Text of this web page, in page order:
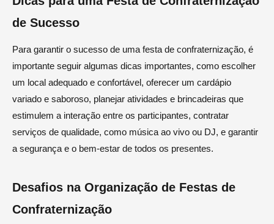
de Sucesso
Para garantir o sucesso de uma festa de confraternização, é
importante seguir algumas dicas importantes, como escolher
um local adequado e confortável, oferecer um cardápio
variado e saboroso, planejar atividades e brincadeiras que
estimulem a interação entre os participantes, contratar
serviços de qualidade, como música ao vivo ou DJ, e garantir
a segurança e o bem-estar de todos os presentes.
Desafios na Organização de Festas de
Confraternização